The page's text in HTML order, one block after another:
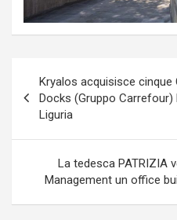
articoli
Kryalos acquisisce cinque
Docks (Gruppo
Liguria
La tedesca PATRIZIA
Management un office